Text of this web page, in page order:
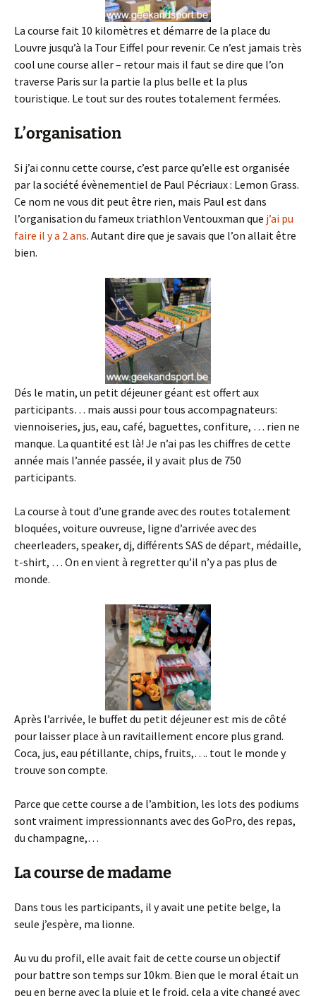
La course fait 10 kilomètres et démarre de la place du
Louvre jusqu’à la Tour Eiffel pour revenir. Ce n’est jamais très
cool une course aller – retour mais il faut se dire que l’on
traverse Paris sur la partie la plus belle et la plus
touristique. Le tout sur des routes totalement fermées.
L’organisation
Si j’ai connu cette course, c’est parce qu’elle est organisée
par la société évènementiel de Paul Pécriaux : Lemon Grass.
Ce nom ne vous dit peut être rien, mais Paul est dans
l’organisation du fameux triathlon Ventouxman que j’ai pu
faire il y a 2 ans. Autant dire que je savais que l’on allait être
bien.
Dés le matin, un petit déjeuner géant est offert aux
participants… mais aussi pour tous accompagnateurs:
viennoiseries, jus, eau, café, baguettes, confiture, … rien ne
manque. La quantité est là! Je n’ai pas les chiffres de cette
année mais l’année passée, il y avait plus de 750
participants.
La course à tout d’une grande avec des routes totalement
bloquées, voiture ouvreuse, ligne d’arrivée avec des
cheerleaders, speaker, dj, différents SAS de départ, médaille,
t-shirt, … On en vient à regretter qu’il n’y a pas plus de
monde.
Après l’arrivée, le buffet du petit déjeuner est mis de côté
pour laisser place à un ravitaillement encore plus grand.
Coca, jus, eau pétillante, chips, fruits,…. tout le monde y
trouve son compte.
Parce que cette course a de l’ambition, les lots des podiums
sont vraiment impressionnants avec des GoPro, des repas,
du champagne,…
La course de madame
Dans tous les participants, il y avait une petite belge, la
seule j’espère, ma lionne.
Au vu du profil, elle avait fait de cette course un objectif
pour battre son temps sur 10km. Bien que le moral était un
peu en berne avec la pluie et le froid, cela a vite changé avec